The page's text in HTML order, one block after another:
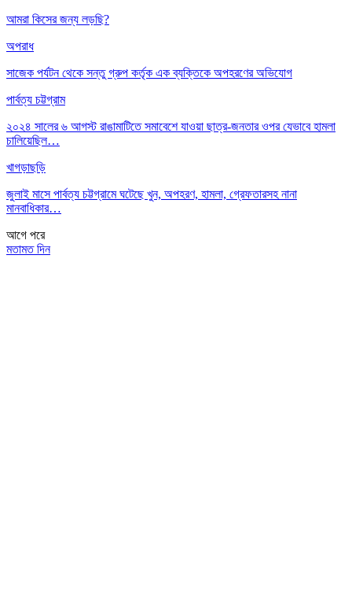
আমরা কিসের জন্য লড়ছি?
অপরাধ
সাজেক পর্যটন থেকে সন্তু গ্রুপ কর্তৃক এক ব্যক্তিকে অপহরণের অভিযোগ
পার্বত্য চট্টগ্রাম
২০২৪ সালের ৬ আগস্ট রাঙামাটিতে সমাবেশে যাওয়া ছাত্র-জনতার ওপর যেভাবে হামলা
চালিয়েছিল…
খাগড়াছড়ি
জুলাই মাসে পার্বত্য চট্টগ্রামে ঘটেছে খুন, অপহরণ, হামলা, গ্রেফতারসহ নানা
মানবাধিকার…
আগে পরে
মতামত দিন